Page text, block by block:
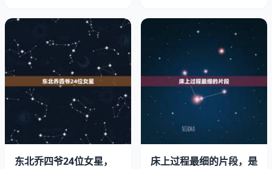
朝开始到周朝结束，这是奴隶，从秦朝到清朝是，现在是“”
2、三分魏蜀吴一统秦两汉顺口溜是什么?
东汉西汉哪个更繁华。
3、中国历史朝代顺序怎么划分？能给个口诀。谢谢啦！
和西晋的区别。
东北乔四爷24位女星，
床上过程最细的片段，是